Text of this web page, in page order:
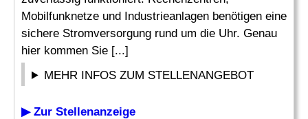
Mobilfunknetze und Industrieanlagen benötigen eine
sichere Stromversorgung rund um die Uhr. Genau
hier kommen Sie [...]
MEHR INFOS ZUM STELLENANGEBOT
▶ Zur Stellenanzeige